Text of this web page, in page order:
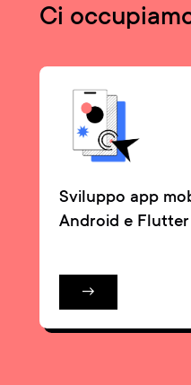
Ci
Sviluppo app
Android e Flutter
→